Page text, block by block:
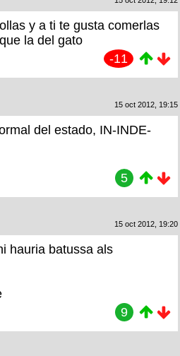
y a ti te gusta comerlas
la del gato
-11
15 oct 2012, 19:15
del estado, IN-INDE-
5
15 oct 2012, 19:20
hauria batussa als
9